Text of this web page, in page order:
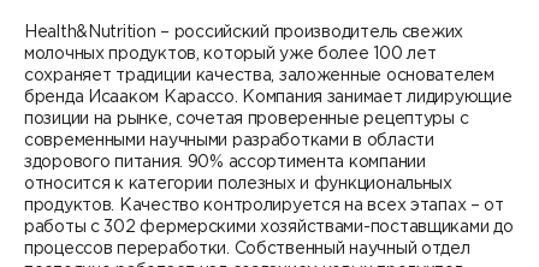
Партнеры
Импортозамещение
Компания
О компании
Карьера
Решения
DATAREON Platform
Пресс-центр
Health&Nutrition – российский производитель свежих
молочных продуктов, который уже более 100 лет
сохраняет традиции качества, заложенные основателем
бренда Исааком Карассо. Компания занимает лидирующие
позиции на рынке, сочетая проверенные рецептуры с
современными научными разработками в области
здорового питания. 90% ассортимента компании
относится к категории полезных и функциональных
продуктов. Качество контролируется на всех этапах – от
работы с 302 фермерскими хозяйствами-поставщиками до
процессов переработки. Собственный научный отдел